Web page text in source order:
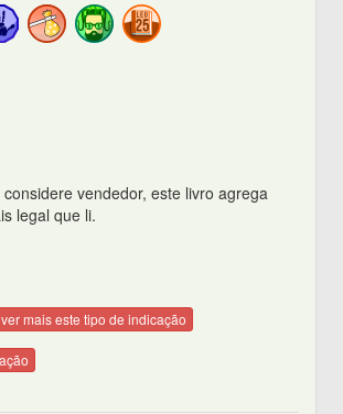
vendedor, este livro agrega
legal que li.
mais este tipo de indicação